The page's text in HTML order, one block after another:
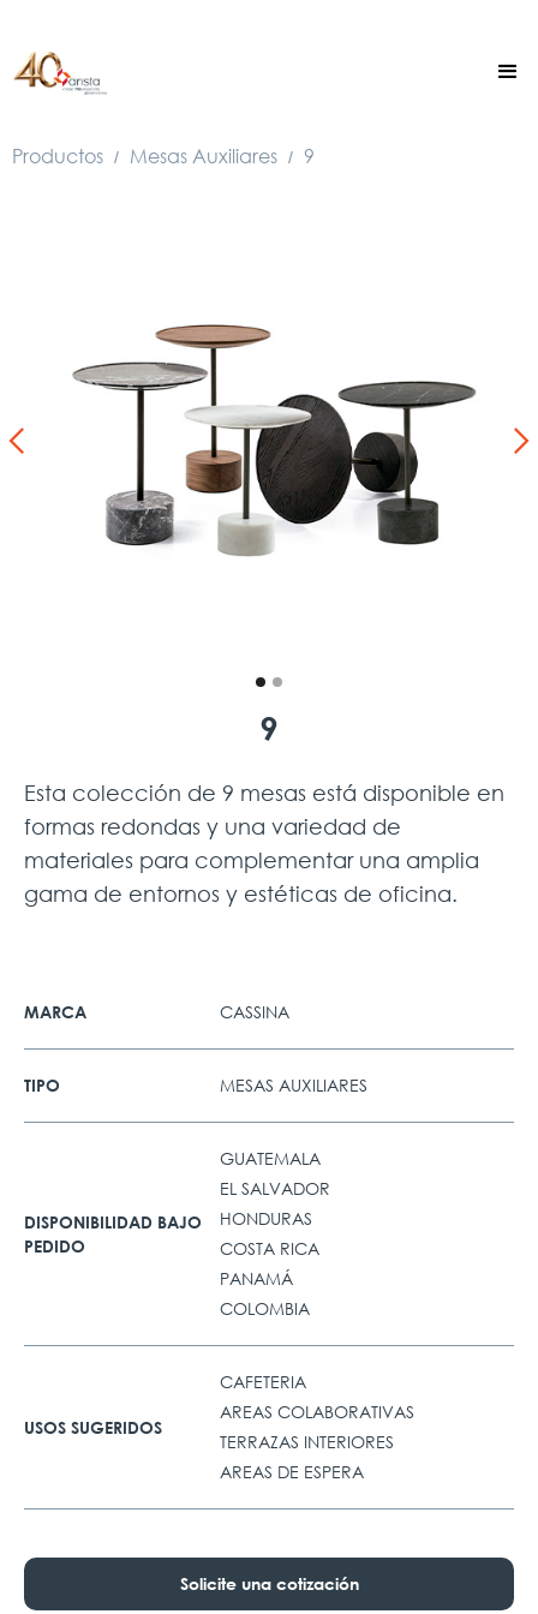
Productos / Mesas Auxiliares / 9
9
Esta colección de 9 mesas está disponible en
formas redondas y una variedad de
materiales para complementar una amplia
gama de entornos y estéticas de oficina.
MARCA CASSINA
TIPO MESAS AUXILIARES
DISPONIBILIDAD BAJO
PEDIDO
GUATEMALA
EL SALVADOR
HONDURAS
COSTA RICA
PANAMÁ
COLOMBIA
USOS SUGERIDOS
CAFETERIA
AREAS COLABORATIVAS
TERRAZAS INTERIORES
AREAS DE ESPERA
Solicite una cotización